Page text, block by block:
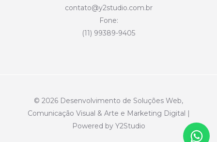
contato@y2studio.com.br
Fone:
(11) 99389-9405
© 2026 Desenvolvimento de Soluções Web,
Comunicação Visual & Arte e Marketing Digital |
Powered by Y2Studio